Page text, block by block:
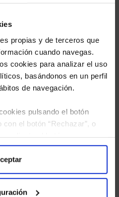
propias y de terceros que
cuando navegas.
cookies para analizar el uso
basándonos en un perfil
de navegación.
pulsando el botón
el botón “Rechazar”, o
Política
y consiento el
personales.